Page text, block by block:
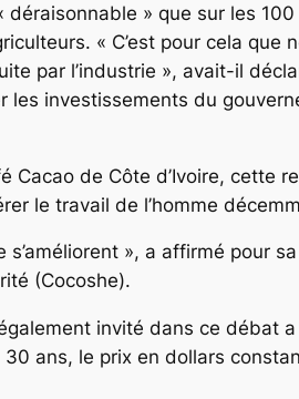
» que sur les
« C’est pour cela que
par l’industrie », avait-il
investissements du
Cacao de Côte d’Ivoire,
le travail de l’homme
», a affirmé pour
(Cocoshe).
invité dans ce
ans, le prix en dollars